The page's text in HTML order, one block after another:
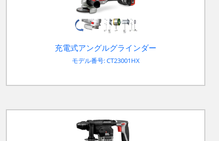
充電式アングルグラインダー
モデル番号: CT23001HX